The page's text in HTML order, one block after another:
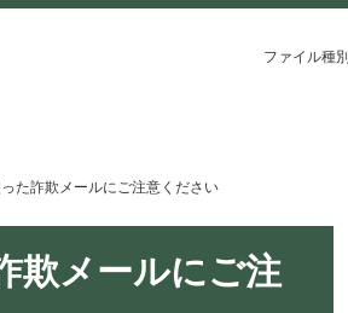
ファイル種別
った詐欺メールにご注意ください
欺メールにご注